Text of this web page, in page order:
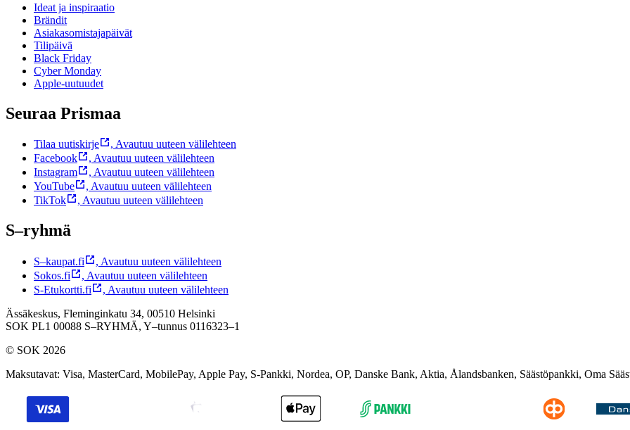
Ideat ja inspiraatio
Brändit
Asiakasomistajapäivät
Tilipäivä
Black Friday
Cyber Monday
Apple-uutuudet
Seuraa Prismaa
Tilaa uutiskirje , Avautuu uuteen välilehteen
Facebook
, Avautuu uuteen välilehteen
Instagram
, Avautuu uuteen välilehteen
YouTube
, Avautuu uuteen välilehteen
TikTok
, Avautuu uuteen välilehteen
S–ryhmä
S–kaupat.fi , Avautuu uuteen välilehteen
Sokos.fi
, Avautuu uuteen välilehteen
S-Etukortti.fi
, Avautuu uuteen välilehteen
Ässäkeskus, Fleminginkatu 34, 00510 Helsinki
SOK PL1 00088 S–RYHMÄ, Y–tunnus 0116323–1
© SOK 2026
Maksutavat: Visa, MasterCard, MobilePay, Apple Pay, S-Pankki, Nordea, OP, Danske Bank, Aktia, Ålandsbanken, Säästöpankki, Oma